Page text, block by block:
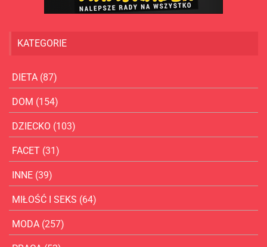
KATEGORIE
DIETA (87)
DOM (154)
DZIECKO (103)
FACET (31)
INNE (39)
MIŁOŚĆ I SEKS (64)
MODA (257)